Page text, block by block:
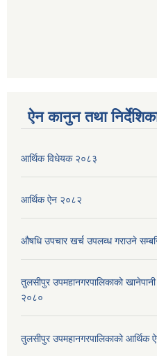
ऐन कानुन तथा
आर्थिक विधेयक २०८३
आर्थिक ऐन २०८२
औषधि उपचार खर्च उपलव्ध गराउने
तुलसीपुर उपमहानगरपालिकाको
२०८०
तुलसीपुर उपमहानगरपालिकाको